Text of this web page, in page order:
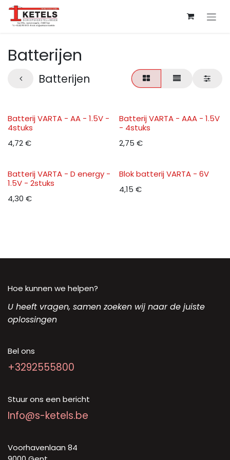
Overslaan naar inhoud
Batterijen
Batterijen
Batterij VARTA - AA - 1.5V -
4stuks
4,72€
Batterij VARTA - AAA - 1.5V
- 4stuks
2,75 €
Batterij VARTA - D energy -
1.5V - 2stuks
4,30 €
Blok batterij VARTA - 6V
4,15 €
Hoe kunnen we helpen?
U heeft vragen, samen zoeken wij naar de juiste
oplossingen
Bel ons
+3292555800
Stuur ons een bericht
Info@s-ketels.be
Voorhavenlaan 84